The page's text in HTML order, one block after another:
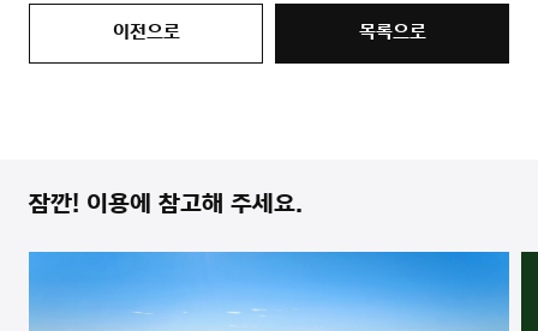
이전으로 목록으로
잠깐! 이용에 참고해 주세요.